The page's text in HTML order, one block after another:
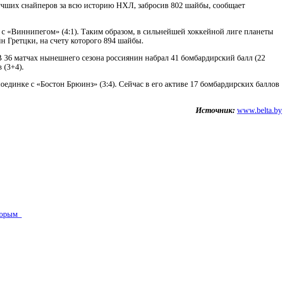
снайперов за всю историю НХЛ, забросив 802 шайбы, сообщает
«Виннипегом» (4:1). Таким образом, в сильнейшей хоккейной лиге планеты
Гретцки, на счету которого 894 шайбы.
матчах нынешнего сезона россиянин набрал 41 бомбардирский балл (22
(3+4).
с «Бостон Брюинз» (3:4). Сейчас в его активе 17 бомбардирских баллов
Источник: www.belta.by